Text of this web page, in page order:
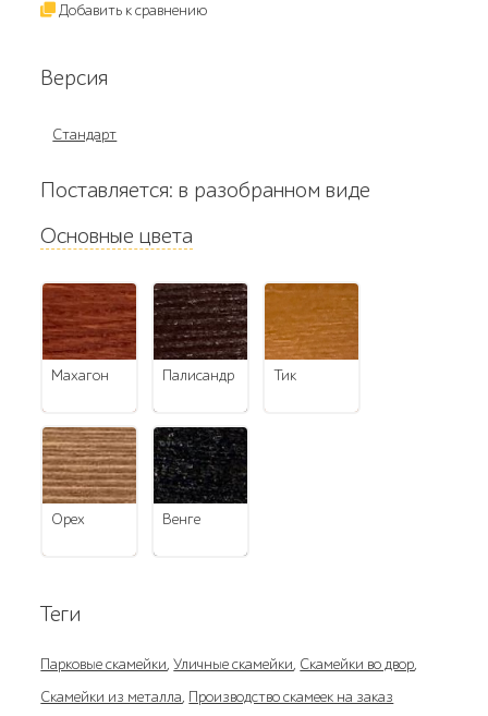
Добавить к сравнению
Версия
Стандарт
Поставляется: в разобранном виде
Основные цвета
махагон палисандр тик
орех венге
Теги
Парковые скамейки,Уличные скамейки, Скамейки во двор,
Скамейки из металла, Производство скамеек на заказ